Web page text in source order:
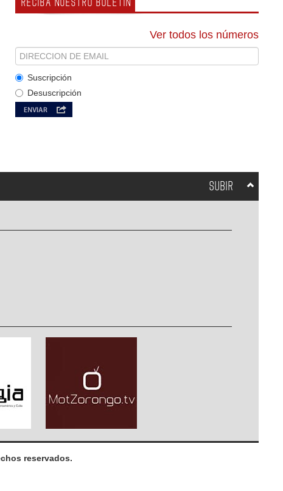
RECIBA NUESTRO BOLETIN
Ver todos los números
Suscripción
Desuscripción
SUBIR
reservados.